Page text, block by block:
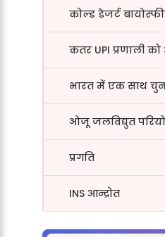
कोल्ड डेजर्ट
कतर UPI प्रणाली
भारत में एक साथ
ओजू जलविद्युत
प्रगति
INS आन्द्रोत